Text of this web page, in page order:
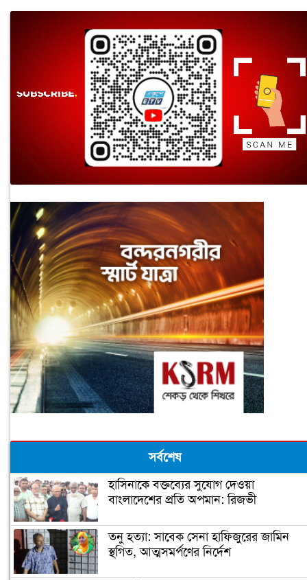
সর্বশেষ
হাসিনাকে বক্তব্যের সুযোগ দেওয়া
বাংলাদেশের প্রতি অপমান: রিজভী
তনু হত্যা: সাবেক সেনা হাফিজুরের জামিন
স্থগিত, আত্মসমর্পণের নির্দেশ